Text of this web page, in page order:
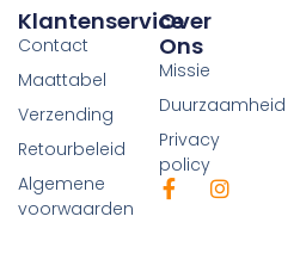
Klantenservice
Contact
Maattabel
Verzending
Retourbeleid
Algemene
voorwaarden
Over
Ons
Missie
Duurzaamheid
Privacy
policy
F
a
I